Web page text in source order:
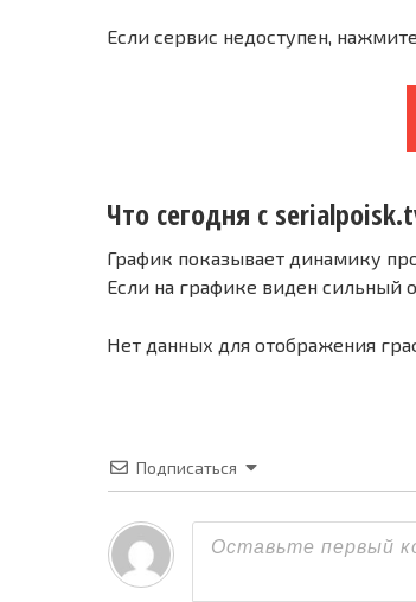
Если сервис недоступен,
Что сегодня с
График показывает динамику
Если на графике виден сильный
Нет данных для отображения
Подписаться